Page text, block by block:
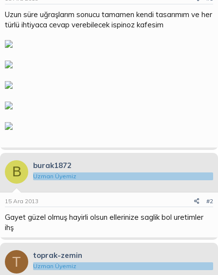
ş
l
t
a
Uzun süre uğraşlarım sonucu tamamen kendi tasarımım ve her
türlü ihtiyaca cevap verebilecek ispinoz kafesim
B burak1872
Uzman Üyemiz
15 Ara 2013 #2
Gayet güzel olmuş hayirli olsun ellerinize saglik bol uretimler
ihş
T toprak-zemin
Uzman Üyemiz